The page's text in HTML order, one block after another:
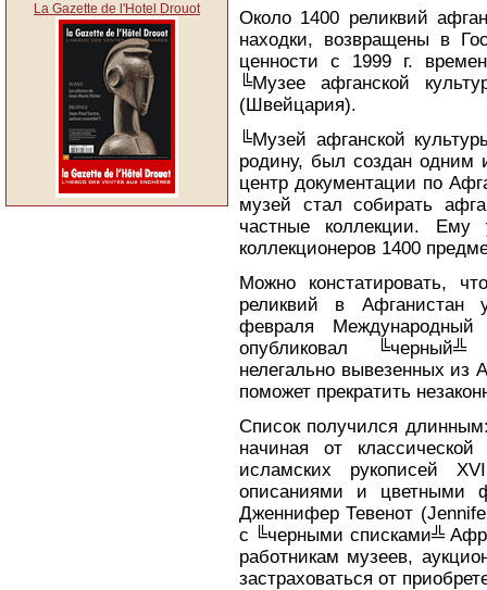
La Gazette de l'Hotel Drouot
Около 1400 реликвий
находки, возвращены в
ценности с 1999 г.
╚Музее афганской
(Швейцария).
╚Музей афганской
родину, был создан одним
центр документации по
музей стал собирать
частные коллекции.
коллекционеров 1400
Можно констатировать,
реликвий в Афганистан
февраля
опубликовал ╚черный╩
нелегально вывезенных из
поможет прекратить
Список получился
начиная от
исламских рукописей
описаниями и цветными
Дженнифер Тевенот
с ╚черными списками╩
работникам музеев,
застраховаться от